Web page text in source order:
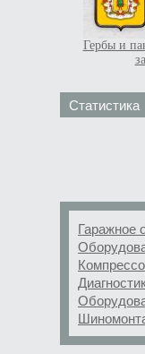
Гербы и
Статистика
Гаражное